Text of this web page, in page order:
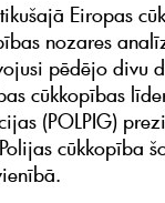
Eiropas
nozares
pēdējo divu
cūkkopības
(POLPIG)
cūkkopība